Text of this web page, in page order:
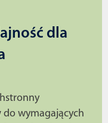
dla
do wymagających